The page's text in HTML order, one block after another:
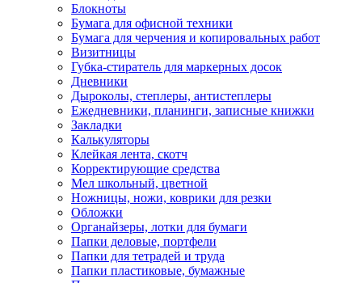
Блокноты
Бумага для офисной техники
Бумага для черчения и копировальных работ
Визитницы
Губка-стиратель для маркерных досок
Дневники
Дыроколы, степлеры, антистеплеры
Ежедневники, планинги, записные книжки
Закладки
Калькуляторы
Клейкая лента, скотч
Корректирующие средства
Мел школьный, цветной
Ножницы, ножи, коврики для резки
Обложки
Органайзеры, лотки для бумаги
Папки деловые, портфели
Папки для тетрадей и труда
Папки пластиковые, бумажные